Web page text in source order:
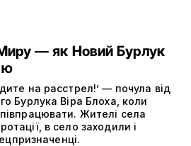
— як Новий Бурлук
на расстрел!’ — почула від
Бурлука Віра Блоха, коли
Жителі села
в село заходили і